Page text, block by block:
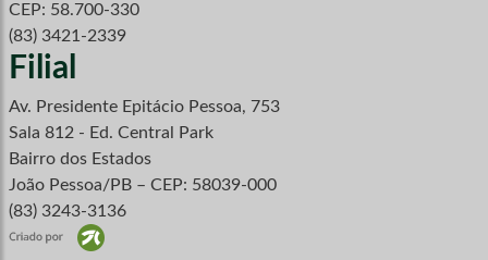
CEP: 58.700-330
(83) 3421-2339
Filial
Av. Presidente Epitácio Pessoa, 753
Sala 812 - Ed. Central Park
Bairro dos Estados
João Pessoa/PB – CEP: 58039-000
(83) 3243-3136